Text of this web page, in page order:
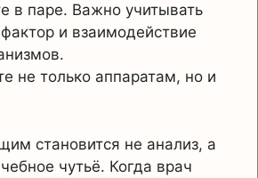
в паре. Важно учитывать
и взаимодействие
не только аппаратам, но и
становится не анализ, а
чутьё. Когда врач